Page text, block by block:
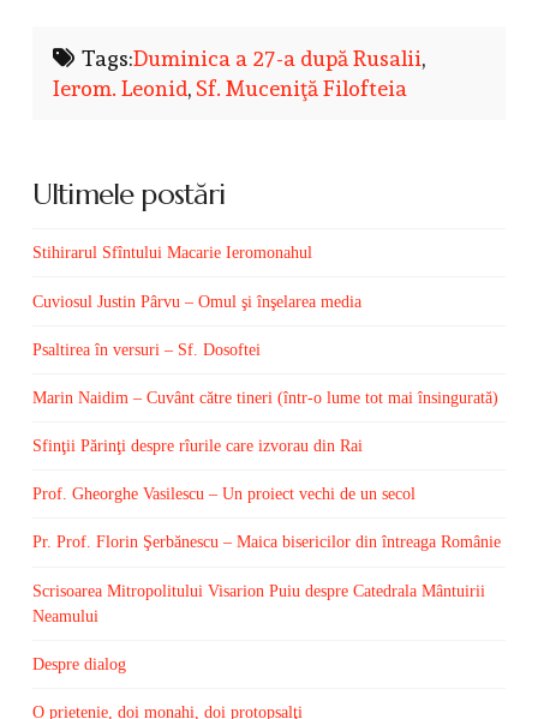
Tags:Duminica a 27-a după Rusalii,
Ierom. Leonid, Sf. Muceniţă Filofteia
Ultimele postări
Stihirarul Sfîntului Macarie Ieromonahul
Cuviosul Justin Pârvu – Omul şi înşelarea media
Psaltirea în versuri – Sf. Dosoftei
Marin Naidim – Cuvânt către tineri (într-o lume tot mai însingurată)
Sfinţii Părinţi despre rîurile care izvorau din Rai
Prof. Gheorghe Vasilescu – Un proiect vechi de un secol
Pr. Prof. Florin Şerbănescu – Maica bisericilor din întreaga Românie
Scrisoarea Mitropolitului Visarion Puiu despre Catedrala Mântuirii
Neamului
Despre dialog
O prietenie, doi monahi, doi protopsalţi